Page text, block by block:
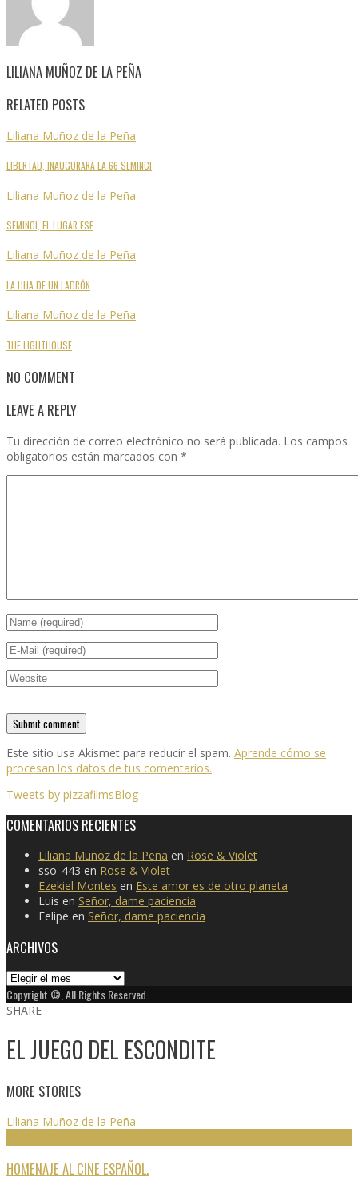
LILIANA MUÑOZ DE LA PEÑA
RELATED POSTS
Liliana Muñoz de la Peña
LIBERTAD, INAUGURARÁ LA 66 SEMINCI
Liliana Muñoz de la Peña
SEMINCI, EL LUGAR ESE
Liliana Muñoz de la Peña
LA HIJA DE UN LADRÓN
Liliana Muñoz de la Peña
THE LIGHTHOUSE
NO COMMENT
LEAVE A REPLY
Tu dirección de correo electrónico no será publicada. Los campos
obligatorios están marcados con *
Este sitio usa Akismet para reducir el spam. Aprende cómo se
procesan los datos de tus comentarios.
Tweets by pizzafilmsBlog
COMENTARIOS RECIENTES
Liliana Muñoz de la Peña en Rose & Violet
sso_443 en Rose & Violet
Ezekiel Montes en Este amor es de otro planeta
Luis en Señor, dame paciencia
Felipe en Señor, dame paciencia
ARCHIVOS
Archivos
Copyright ©, All Rights Reserved.
SHARE
EL JUEGO DEL ESCONDITE
MORE STORIES
Liliana Muñoz de la Peña
HOMENAJE AL CINE ESPAÑOL.